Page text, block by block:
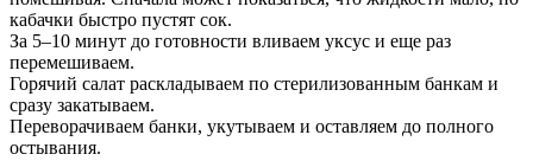
кабачки быстро пустят сок.
За 5–10 минут до готовности вливаем уксус и еще раз
перемешиваем.
Горячий салат раскладываем по стерилизованным банкам и
сразу закатываем.
Переворачиваем банки, укутываем и оставляем до полного
остывания.